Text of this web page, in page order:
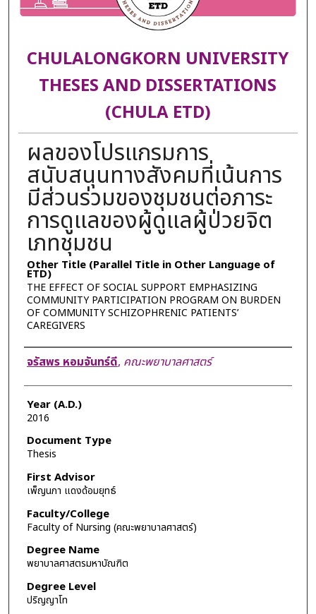
CHULALONGKORN UNIVERSITY
THESES AND DISSERTATIONS
(CHULA ETD)
ผลของโปรแกรมการ
สนับสนุนทางสังคมที่เน้นการ
มีส่วนร่วมของชุมชนต่อภาระ
การดูแลของผู้ดูแลผู้ป่วยจิต
เภทชุมชน
Other Title (Parallel Title in Other Language of
ETD)
THE EFFECT OF SOCIAL SUPPORT EMPHASIZING
COMMUNITY PARTICIPATION PROGRAM ON BURDEN
OF COMMUNITY SCHIZOPHRENIC PATIENTS’
CAREGIVERS
Author
จรัสพร หอมจันทร์ดี, คณะพยาบาลศาสตร์
Year (A.D.)
2016
Document Type
Thesis
First Advisor
เพ็ญนภา แดงด้อมยุทธ์
Faculty/College
Faculty of Nursing (คณะพยาบาลศาสตร์)
Degree Name
พยาบาลศาสตรมหาบัณฑิต
Degree Level
ปริญญาโท